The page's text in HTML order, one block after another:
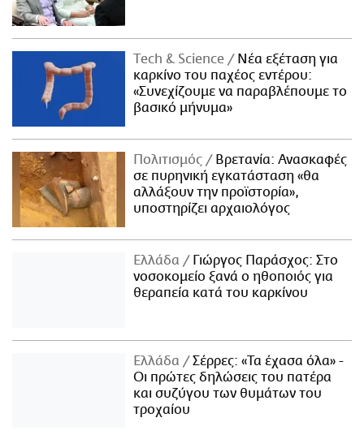
Τech & Science
Νέα εξέταση για
καρκίνο του παχέος εντέρου:
«Συνεχίζουμε να παραβλέπουμε το
βασικό μήνυμα»
Πολιτισμός
Βρετανία: Ανασκαφές
σε πυρηνική εγκατάσταση «θα
αλλάξουν την προϊστορία»,
υποστηρίζει αρχαιολόγος
Ελλάδα
Γιώργος Παράσχος: Στο
νοσοκομείο ξανά ο ηθοποιός για
θεραπεία κατά του καρκίνου
Ελλάδα
Σέρρες: «Τα έχασα όλα» -
Οι πρώτες δηλώσεις του πατέρα
και συζύγου των θυμάτων του
τροχαίου